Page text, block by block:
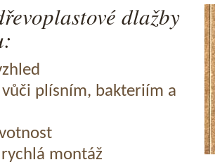
dlažby
plísním, bakteriím a
rychlá montáž